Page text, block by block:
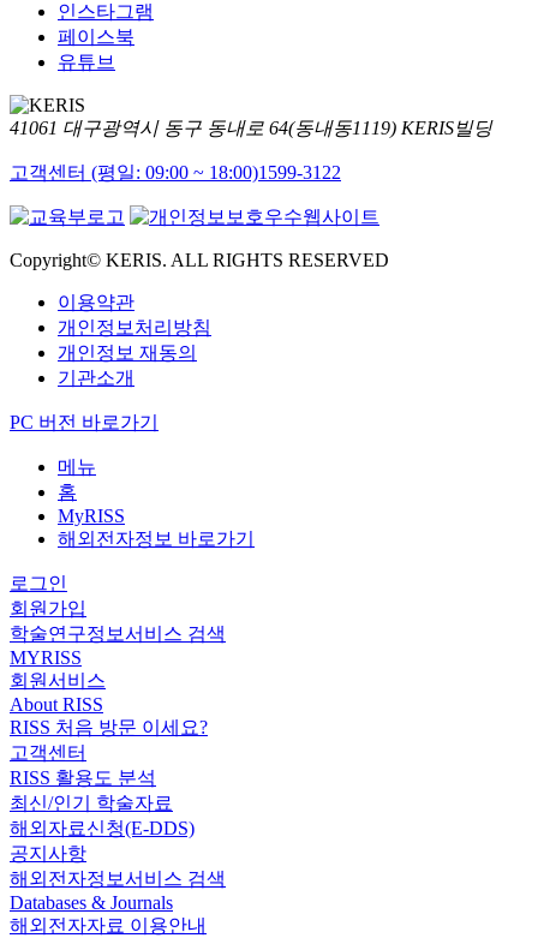
인스타그램
페이스북
유튜브
41061 대구광역시 동구 동내로 64(동내동1119) KERIS빌딩
고객센터 (평일: 09:00 ~ 18:00)1599-3122
Copyright© KERIS. ALL RIGHTS RESERVED
이용약관
개인정보처리방침
개인정보 재동의
기관소개
PC 버전 바로가기
메뉴
홈
MyRISS
해외전자정보 바로가기
로그인
회원가입
학술연구정보서비스 검색
MYRISS
회원서비스
About RISS
RISS 처음 방문 이세요?
고객센터
RISS 활용도 분석
최신/인기 학술자료
해외자료신청(E-DDS)
공지사항
해외전자정보서비스 검색
Databases & Journals
해외전자자료 이용안내